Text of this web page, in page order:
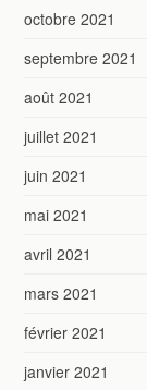
octobre 2021
septembre 2021
août 2021
juillet 2021
juin 2021
mai 2021
avril 2021
mars 2021
février 2021
janvier 2021